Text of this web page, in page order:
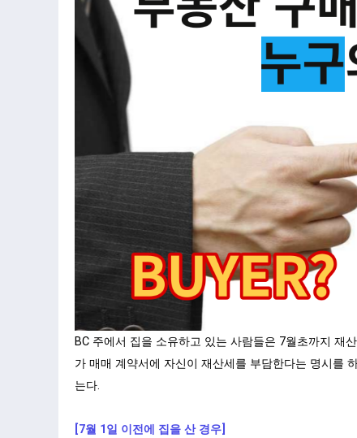
BC 주에서 집을 소유하고 있는 사람들은 7월초까지
가 매매 계약서에 자신이 재산세를 부담한다는 명시를
는다.
[7월 1일 이전에 집을 산 경우]